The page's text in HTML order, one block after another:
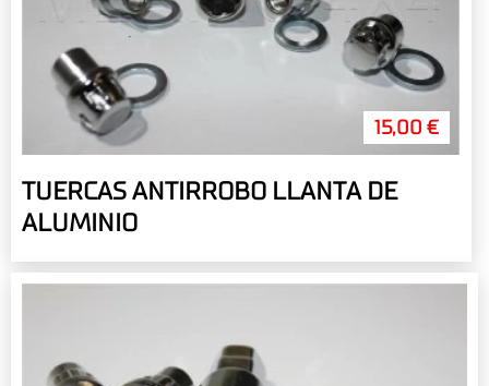
15,00 €
TUERCAS ANTIRROBO LLANTA DE
ALUMINIO